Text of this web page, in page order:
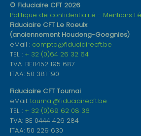
© Fiduciaire CFT 2026
Politique de confidentialité
Mentions
Fiduciaire CFT Le Roeulx
(anciennement Houdeng-Goegnies)
eMail : compta@fiduciairecft.be
TEL : + 32 (0)64 26 32 64
TVA: BE0452 195 687
ITAA: 50 381 190
Fiduciaire CFT Tournai
eMail: tournai@fiduciairecft.be
TEL : + 32 (0)69 62 08 36
TVA: BE 0444 426 284
ITAA: 50 229 630